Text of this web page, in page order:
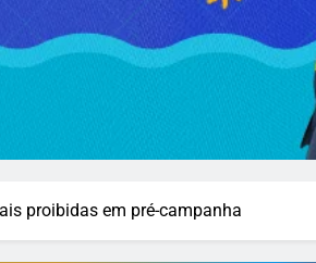
proibidas em pré-campanha